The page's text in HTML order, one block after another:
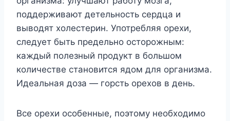
поддерживают детельность сердца и
выводят холестерин. Употребляя орехи,
следует быть предельно осторожным:
каждый полезный продукт в большом
количестве становится ядом для организма.
Идеальная доза — горсть орехов в день.
Все орехи особенные, поэтому необходимо